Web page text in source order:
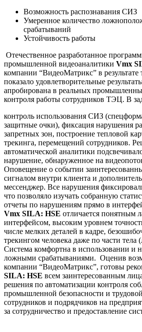
Возможность распознавания СИЗ
Умеренное количество
срабатываний
Устойчивость работы
Отечественное разработанное
промышленной видеоаналитики Vmx
компании “ВидеоМатрикс” в результате
показало удовлетворительные
апробирована в реальных
контроля работы сотрудников ТЭЦ. В
контроль использования СИЗ
защитные очки), фиксация нарушения
запретных зон, построение тепловой
трекинга, перемещений сотрудников.
автоматической аналитики
нарушение, обнаруженное на
Оповещение о событии
сигналом внутри клиента и
мессенджер. Все нарушения
что позволяло изучать собранную
отчеты по нарушениям прямо в
Vmx SILA: HSE отличается понятным
интерфейсом, высоким уровнем
числе мелких деталей в кадре,
трекингом человека даже по части тела
Система комфортна в использовании и
ложными срабатываниями. Оценив
компании “ВидеоМатрикс”, готовы
SILA: HSE всем заинтересованным
решения по автоматизации контроля
промышленной безопасности и
сотрудников и подрядчиков на
за сотрудничество и предоставление